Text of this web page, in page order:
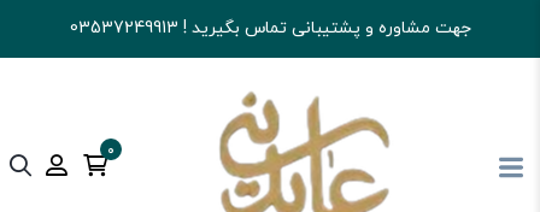
جهت مشاوره و پشتیبانی تماس بگیرید ! 03537249913
0
آجیل و خشکبار عابدینی تنقلات گز و سوهان و...